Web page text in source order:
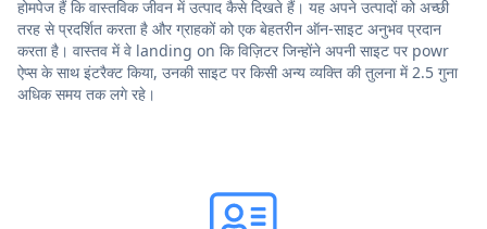
होमपेज हैं कि वास्तविक जीवन में उत्पाद कैसे दिखते हैं। यह अपने उत्पादों को अच्छी
तरह से प्रदर्शित करता है और ग्राहकों को एक बेहतरीन ऑन-साइट अनुभव प्रदान
करता है। वास्तव में वे landing on कि विज़िटर जिन्होंने अपनी साइट पर powr
ऐप्स के साथ इंटरैक्ट किया, उनकी साइट पर किसी अन्य व्यक्ति की तुलना में 2.5 गुना
अधिक समय तक लगे रहे।